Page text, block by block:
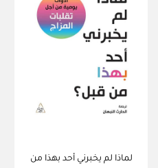
لماذا لم يخبرني أحد بهذا من